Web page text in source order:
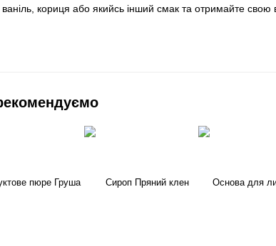
ваніль, кориця або якийсь інший смак та отримайте свою